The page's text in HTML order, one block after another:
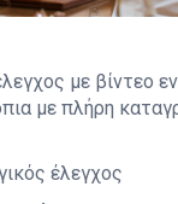
με βίντεο
με πλήρη
έλεγχος